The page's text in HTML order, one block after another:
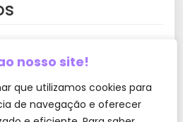
nosso site!
que utilizamos cookies para
de navegação e oferecer
não será publicado.
são marcados com*